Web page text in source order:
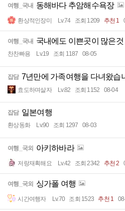
여행_국내 동해바다 추암해수욕장
환상적인장미 Lv.74 조회 1209 추천 1
여행_국내 국내에도 이쁜곳이 많은
찬찬빠용 Lv.19 조회 1187 08-05
잡담 7년만에 가족여행을 다녀왔습
효도하며살자 Lv.82 조회 1152 08-04
잡담 일본여행
환상동화 Lv.90 조회 1297 08-03
여행_국외 아키하바라
저랑재획해요 Lv.42 조회 2342 추천 2
여행_국외 싱가폴 여행
시간여행자 Lv.70 조회 1523 추천 1